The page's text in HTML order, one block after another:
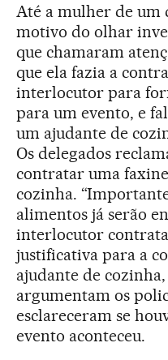
Até a mulher de um
motivo do olhar
que chamaram
que ela fazia a
interlocutor para
para um evento, e
um ajudante de
Os delegados
contratar uma
cozinha.
alimentos já serão
interlocutor
justificativa para a
ajudante de
argumentam os
esclareceram se
evento aconteceu.